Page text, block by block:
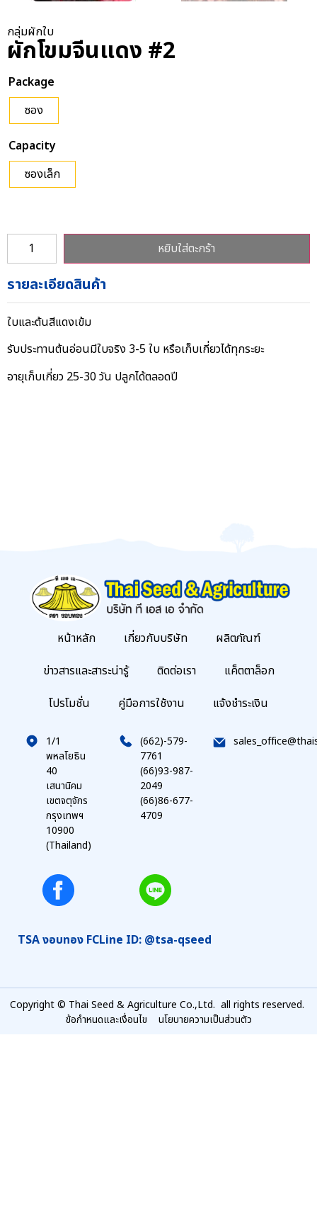
กลุ่มผักใบ
ผักโขมจีนแดง #2
Package
ซอง
Capacity
ซองเล็ก
หยิบใส่ตะกร้า
รายละเอียดสินค้า
ใบและต้นสีแดงเข้ม
รับประทานต้นอ่อนมีใบจริง 3-5 ใบ หรือเก็บเกี่ยวได้ทุกระยะ
อายุเก็บเกี่ยว 25-30 วัน ปลูกได้ตลอดปี
หน้าหลัก เกี่ยวกับบริษัท
ผลิตภัณฑ์
ข่าวสารและสาระน่ารู้
ติดต่อเรา
แค็ตตาล็อก
โปรโมชั่น
คู่มือการใช้งาน แจ้งชำระเงิน
1/1
พหลโยธิน
40
เสนานิคม
เขตจตุจักร
กรุงเทพฯ
10900
(Thailand)
(662)-579-
7761
(66)93-987-
2049
(66)86-677-
4709
TSA งอบทอง FCLine ID: @tsa-qseed
Copyright © Thai Seed & Agriculture Co.,Ltd. all rights reserved.
ข้อกำหนดและเงื่อนไข
นโยบายความเป็นส่วนตัว